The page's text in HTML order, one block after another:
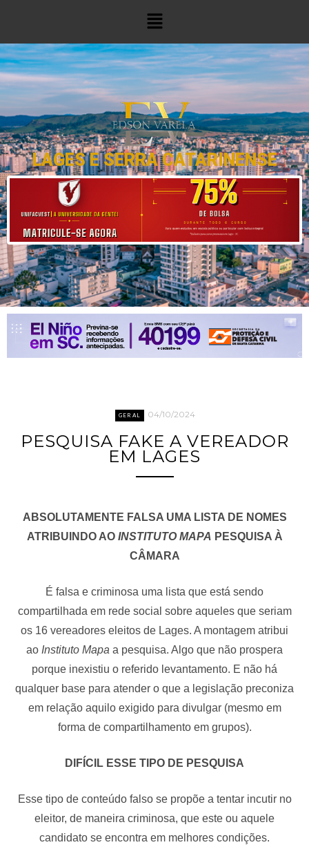
LAGES E SERRA CATARINENSE
GERAL 04/10/2024
PESQUISA FAKE A VEREADOR
EM LAGES
ABSOLUTAMENTE FALSA UMA LISTA DE NOMES
ATRIBUINDO AOINSTITUTO MAPA PESQUISA À
CÂMARA
É falsa e criminosa uma lista que está sendo
compartilhada em rede social sobre aqueles que seriam
os 16 vereadores eleitos de Lages. A montagem atribui
ao Instituto Mapa a pesquisa. Algo que não prospera
porque inexistiu o referido levantamento. E não há
qualquer base para atender o que a legislação preconiza
em relação aquilo exigido para divulgar (mesmo em
forma de compartilhamento em grupos).
DIFÍCIL ESSE TIPO DE PESQUISA
Esse tipo de conteúdo falso se propõe a tentar incutir no
eleitor, de maneira criminosa, que este ou aquele
candidato se encontra em melhores condições.